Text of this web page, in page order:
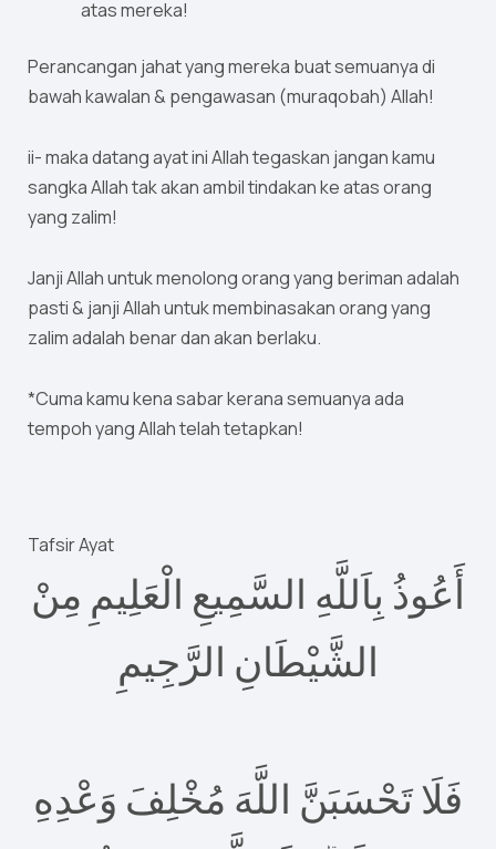
atas mereka!
Perancangan jahat yang mereka buat semuanya di
bawah kawalan & pengawasan (muraqobah) Allah!
ii- maka datang ayat ini Allah tegaskan jangan kamu
sangka Allah tak akan ambil tindakan ke atas orang
yang zalim!
Janji Allah untuk menolong orang yang beriman adalah
pasti & janji Allah untuk membinasakan orang yang
zalim adalah benar dan akan berlaku.
*Cuma kamu kena sabar kerana semuanya ada
tempoh yang Allah telah tetapkan!
Tafsir Ayat
أَعُوذُ بِاَللَّهِ السَّمِيعِ الْعَلِيمِ مِنْ
الشَّيْطَانِ الرَّجِيمِ
فَلَا تَحْسَبَنَّ اللَّهَ مُخْلِفَ وَعْدِهِ